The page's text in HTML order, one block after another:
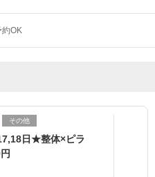
約OK
その他
日★整体×ピラ